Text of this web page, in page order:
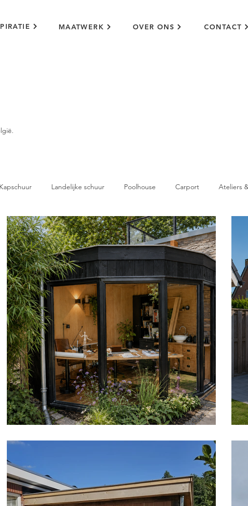
MAATWERK OVER ONS CONTACT
Kapschuur Landelijke schuur Poolhouse Carport Ateliers